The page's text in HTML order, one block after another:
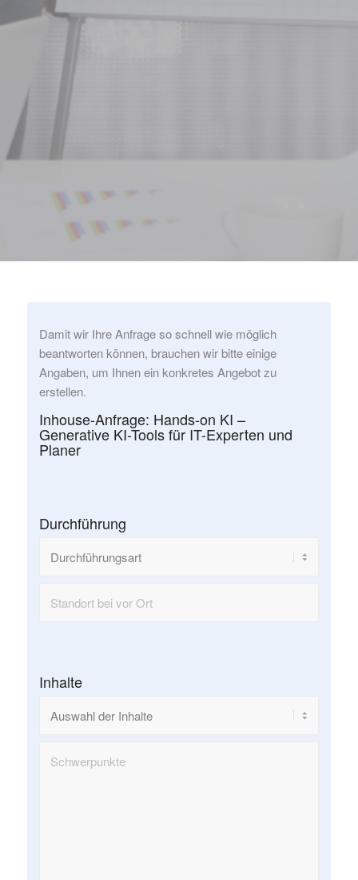
Damit wir Ihre Anfrage so schnell wie möglich
beantworten können, brauchen wir bitte einige
Angaben, um Ihnen ein konkretes Angebot zu
erstellen.
Inhouse-Anfrage: Hands-on KI –
Generative KI-Tools für IT-Experten und
Planer
Durchführung
Inhalte